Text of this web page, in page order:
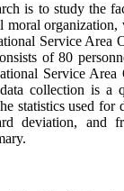
is to study the
moral
Service Area
of 80
Service
collection is a
statistics used for
deviation, and